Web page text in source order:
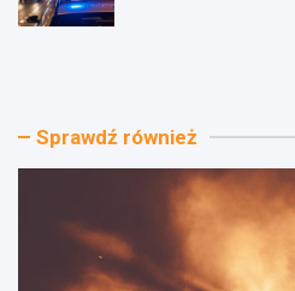
D
k
A
o Sprawdź również